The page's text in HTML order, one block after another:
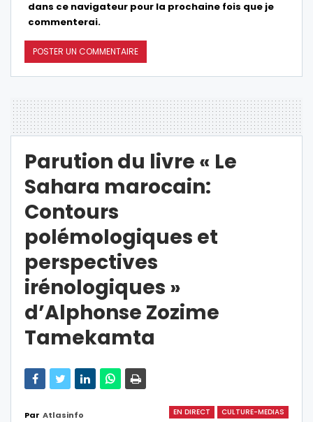
dans ce navigateur pour la prochaine fois que je
commenterai.
Parution du livre « Le
Sahara marocain:
Contours
polémologiques et
perspectives
irénologiques »
d’Alphonse Zozime
Tamekamta
EN DIRECT CULTURE-MEDIAS
Par Atlasinfo